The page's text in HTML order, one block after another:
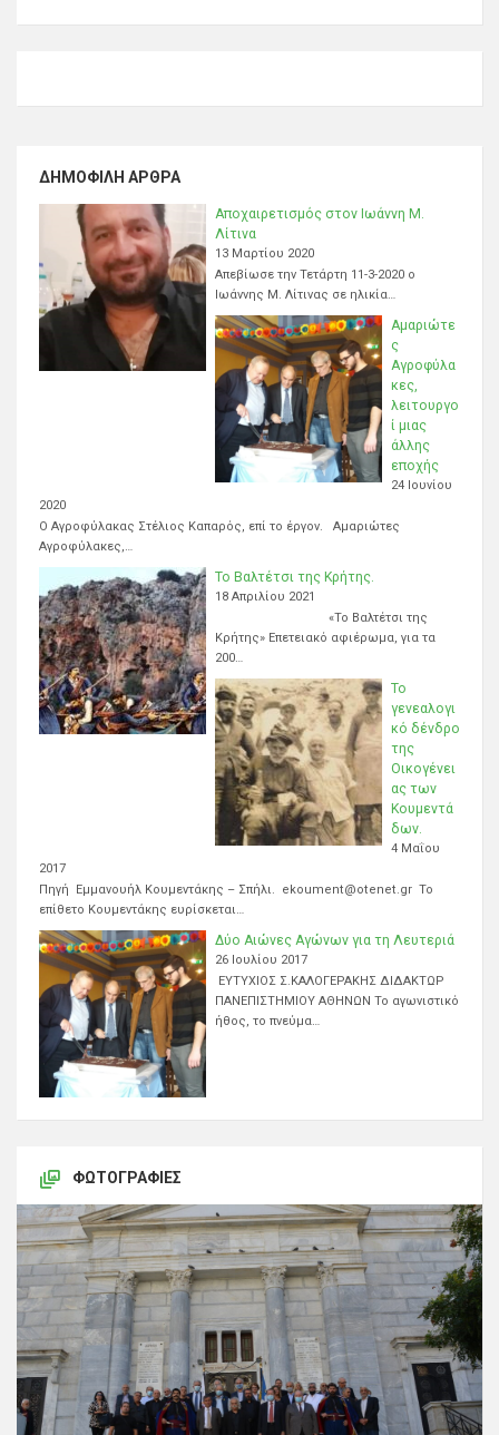
ΔΗΜΟΦΙΛΉ ΆΡΘΡΑ
Αποχαιρετισμός στον Ιωάννη Μ.
Λίτινα
13 Μαρτίου 2020
Απεβίωσε την Τετάρτη 11-3-2020 ο
Ιωάννης Μ. Λίτινας σε ηλικία…
Αμαριώτε
ς
Αγροφύλα
κες,
λειτουργο
ί μιας
άλλης
εποχής
24 Ιουνίου
2020
Ο Αγροφύλακας Στέλιος Καπαρός, επί το έργον. Αμαριώτες
Αγροφύλακες,…
Το Βαλτέτσι της Κρήτης.
18 Απριλίου 2021
«Το Βαλτέτσι της
Κρήτης» Επετειακό αφιέρωμα, για τα
200…
Το
γενεαλογι
κό δένδρο
της
Οικογένει
ας των
Κουμεντά
δων.
4 Μαΐου
2017
Πηγή Εμμανουήλ Κουμεντάκης – Σπήλι. ekoument@otenet.gr Το
επίθετο Κουμεντάκης ευρίσκεται…
Δύο Αιώνες Αγώνων για τη Λευτεριά
26 Ιουλίου 2017
ΕΥΤΥΧΙΟΣ Σ.ΚΑΛΟΓΕΡΑΚΗΣ ΔΙΔΑΚΤΩΡ
ΠΑΝΕΠΙΣΤΗΜΙΟΥ ΑΘΗΝΩΝ Το αγωνιστικό
ήθος, το πνεύμα…
ΦΩΤΟΓΡΑΦΊΕΣ